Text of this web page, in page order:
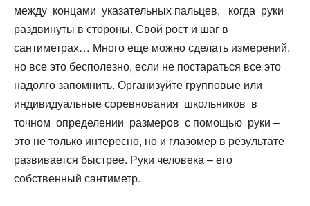
между концами указательных пальцев, когда руки
раздвинуты в стороны. Свой рост и шаг в
сантиметрах… Много еще можно сделать измерений,
но все это бесполезно, если не постараться все это
надолго запомнить. Организуйте групповые или
индивидуальные соревнования школьников в
точном определении размеров с помощью руки –
это не только интересно, но и глазомер в результате
развивается быстрее. Руки человека – его
собственный сантиметр.